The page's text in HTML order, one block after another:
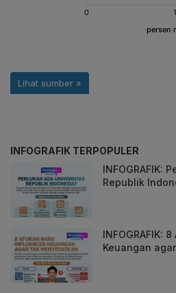
INFOGRAFIK TERPOPULER
INFOGRAFIK:
Republik
INFOGRAFIK:
Keuangan